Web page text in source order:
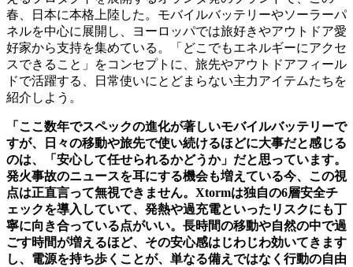
春、日本に本格上陸した。モバイルバッテリーやソーラーパ
ネルを中心に展開し、ヨーロッパでは旅好きやアウトドア愛
好家から支持を集めている。「どこでもエネルギーにアクセ
スできること」をコンセプトに、旅先やアウトドアフィール
ドで活躍する、日常使いにとどまらない主力アイテムたちを
紹介しよう。
「ここ数年でスペックの進化が著しいモバイルバッテリーで
すが、日々の移動や旅先で使い続けるほどに大事だと感じる
のは、「安心して任せられるかどうか」だと思っています。
発火事故のニュースを耳にする機会も増えている今、この視
点は正直言って無視できません。Xtormは独自の6層安全チ
ェックを導入していて、発熱や過充電といったリスクにも丁
寧に向き合っている点がいい。長時間の移動や自然の中で過
ごす時間が増えるほど、その安心感はじわじわ効いてきます
し、電源を持ち歩くことが、単なる備えではなく行動の自由